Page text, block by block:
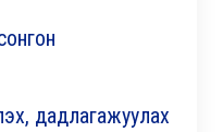
дадлагажуулах